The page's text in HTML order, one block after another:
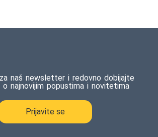
naš newsletter i redovno dobijajte
o najnovijim popustima i novitetima
Prijavite se